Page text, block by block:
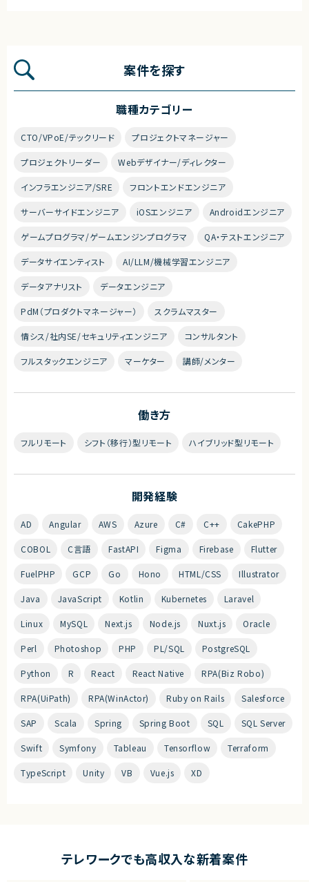
案件を探す
職種カテゴリー
CTO/VPoE/テックリード プロジェクトマネージャー
プロジェクトリーダー Webデザイナー/ディレクター
インフラエンジニア/SRE フロントエンドエンジニア
サーバーサイドエンジニア iOSエンジニア Androidエンジニア
ゲームプログラマ/ゲームエンジンプログラマ QA・テストエンジニア
データサイエンティスト AI/LLM/機械学習エンジニア
データアナリスト データエンジニア
PdM（プロダクトマネージャー） スクラムマスター
情シス/社内SE/セキュリティエンジニア コンサルタント
フルスタックエンジニア マーケター 講師/メンター
働き方
フルリモート シフト（移行）型リモート ハイブリッド型リモート
開発経験
AD Angular AWS Azure C# C++ CakePHP
COBOL C言語 FastAPI Figma Firebase Flutter
FuelPHP GCP Go Hono HTML/CSS Illustrator
Java JavaScript Kotlin Kubernetes Laravel
Linux MySQL Next.js Node.js Nuxt.js Oracle
Perl Photoshop PHP PL/SQL PostgreSQL
Python R React React Native RPA(Biz Robo)
RPA(UiPath) RPA(WinActor) Ruby on Rails Salesforce
SAP Scala Spring Spring Boot SQL SQL Server
Swift Symfony Tableau Tensorflow Terraform
TypeScript Unity VB Vue.js XD
テレワークでも高収入な新着案件